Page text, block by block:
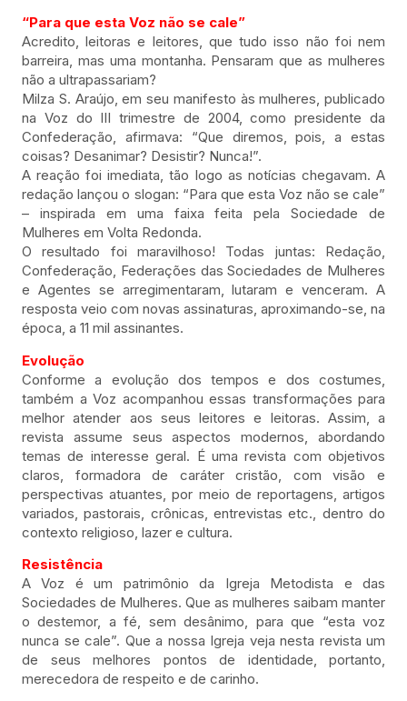
“Para que esta Voz não se cale”
Acredito, leitoras e leitores, que tudo isso não foi nem
barreira, mas uma montanha. Pensaram que as mulheres
não a ultrapassariam?
Milza S. Araújo, em seu manifesto às mulheres, publicado
na Voz do III trimestre de 2004, como presidente da
Confederação, afirmava: “Que diremos, pois, a estas
coisas? Desanimar? Desistir? Nunca!”.
A reação foi imediata, tão logo as notícias chegavam. A
redação lançou o slogan: “Para que esta Voz não se cale”
– inspirada em uma faixa feita pela Sociedade de
Mulheres em Volta Redonda.
O resultado foi maravilhoso! Todas juntas: Redação,
Confederação, Federações das Sociedades de Mulheres
e Agentes se arregimentaram, lutaram e venceram. A
resposta veio com novas assinaturas, aproximando-se, na
época, a 11 mil assinantes.
Evolução
Conforme a evolução dos tempos e dos costumes,
também a Voz acompanhou essas transformações para
melhor atender aos seus leitores e leitoras. Assim, a
revista assume seus aspectos modernos, abordando
temas de interesse geral. É uma revista com objetivos
claros, formadora de caráter cristão, com visão e
perspectivas atuantes, por meio de reportagens, artigos
variados, pastorais, crônicas, entrevistas etc., dentro do
contexto religioso, lazer e cultura.
Resistência
A Voz é um patrimônio da Igreja Metodista e das
Sociedades de Mulheres. Que as mulheres saibam manter
o destemor, a fé, sem desânimo, para que “esta voz
nunca se cale”. Que a nossa Igreja veja nesta revista um
de seus melhores pontos de identidade, portanto,
merecedora de respeito e de carinho.